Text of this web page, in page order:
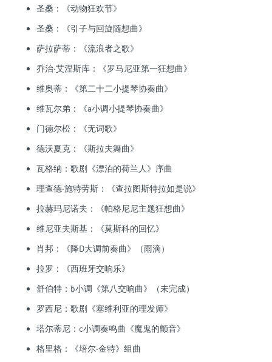
圣桑：《动物狂欢节》
圣桑：《引子与回旋随想曲》
萨拉萨蒂：《流浪者之歌》
乔治·艾涅斯库：《罗马尼亚第一狂想曲》
维奥蒂：《第二十二小提琴协奏曲》
维瓦尔弟：《a小调小提琴协奏曲》
门德尔松：《无词歌》
德沃夏克：《斯拉夫舞曲》
瓦格纳：歌剧《漂泊的荷兰人》序曲
理查德·施特劳斯：《查拉图斯特拉如是说》
拉赫玛尼诺夫：《帕格尼尼主题狂想曲》
维尼亚夫斯基：《莫斯科的回忆》
肖邦：《降D大调前奏曲》（雨滴）
拉罗：《西班牙交响乐》
舒伯特：b小调《第八交响曲》（未完成）
罗西尼：歌剧《塞维利亚的理发师》
塔尔蒂尼：c小调奏鸣曲《魔鬼的颤音》
格里格：《培尔·金特》组曲